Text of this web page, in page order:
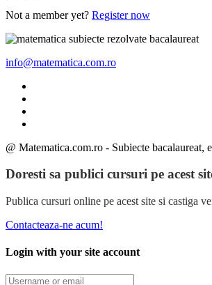
Not a member yet? Register now
info@matematica.com.ro
@ Matematica.com.ro - Subiecte bacalaureat,
Doresti sa publici cursuri pe acest
Publica cursuri online pe acest site si castiga
Contacteaza-ne acum!
Login with your site account